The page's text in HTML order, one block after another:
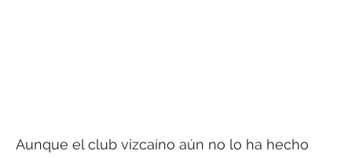
Aunque el club vizcaíno aún no lo ha hecho